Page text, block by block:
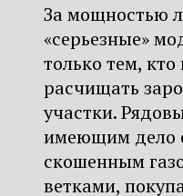
За мощностью
«серьезные»
только тем,
расчищать
участки.
имеющим дело
скошенным
ветками,